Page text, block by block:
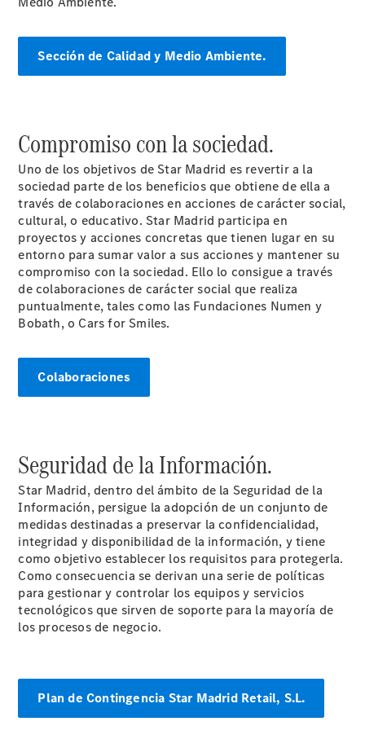
nosotros
Contacto
Centros y
Horarios
Star
Madrid.
Quienes
somos.
Por qué
Star
Por qué
comprar:
Servicios y
Stock
Por qué Reparar:
Profesionalización
Por qué
Reparar:
Social
Corporativa
Calidad y
Sección de Calidad y Medio Ambiente.
Compromiso con la sociedad.
Uno de los objetivos de Star Madrid es revertir a la
sociedad parte de los beneficios que obtiene de ella a
través de colaboraciones en acciones de carácter social,
cultural, o educativo. Star Madrid participa en
proyectos y acciones concretas que tienen lugar en su
entorno para sumar valor a sus acciones y mantener su
compromiso con la sociedad. Ello lo consigue a través
de colaboraciones de carácter social que realiza
puntualmente, tales como las Fundaciones Numen y
Bobath, o Cars for Smiles.
Colaboraciones
Seguridad de la Información.
Star Madrid, dentro del ámbito de la Seguridad de la
Información, persigue la adopción de un conjunto de
medidas destinadas a preservar la confidencialidad,
integridad y disponibilidad de la información, y tiene
como objetivo establecer los requisitos para protegerla.
Como consecuencia se derivan una serie de políticas
para gestionar y controlar los equipos y servicios
tecnológicos que sirven de soporte para la mayoría de
los procesos de negocio.
Plan de Contingencia Star Madrid Retail, S.L.